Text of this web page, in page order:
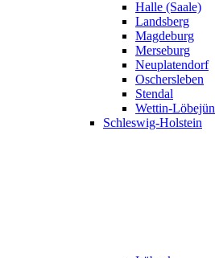
Halle (Saale)
Landsberg
Magdeburg
Merseburg
Neuplatendorf
Oschersleben
Stendal
Wettin-Löbejün
Schleswig-Holstein